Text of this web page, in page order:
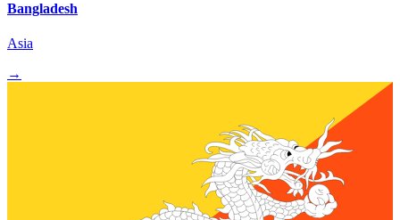
Bangladesh
Asia
→